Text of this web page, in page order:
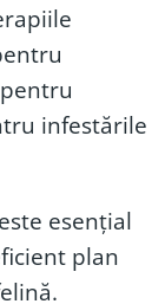
infestările
esențial
plan